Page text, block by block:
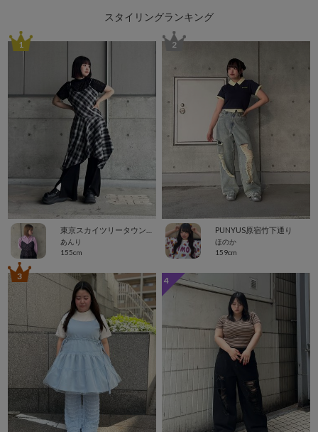
スタイリングランキング
あんり
155cm
1
PUNYUS原宿竹下通り
ほのか
159cm
2
3 4